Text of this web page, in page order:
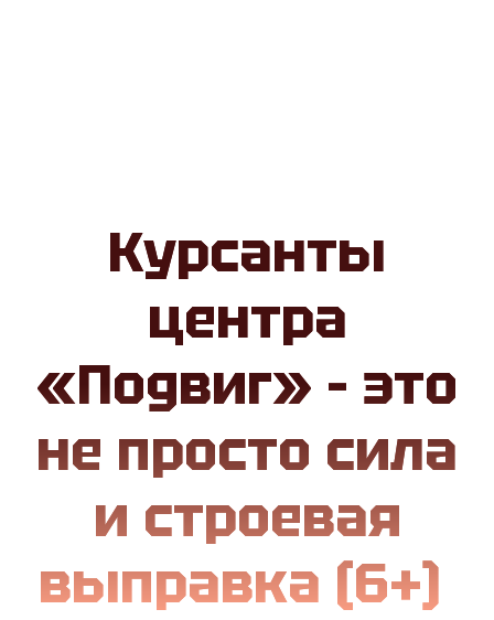
Курсанты
центра
«Подвиг» – это
не просто сила
и строевая
выправка (6+)